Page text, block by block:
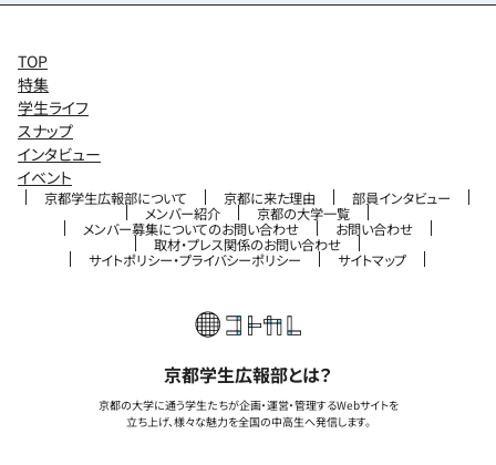
京都学生広報部とは？
京都の大学に通う学生たちが企画・運営・管理するWebサイトを
立ち上げ、様々な魅力を全国の中高生へ発信します。
TOP
特集
学生ライフ
スナップ
インタビュー
イベント
京都学生広報部について 京都に来た理由 部員インタビュー
メンバー紹介 京都の大学一覧
メンバー募集についてのお問い合わせ お問い合わせ
取材・プレス関係のお問い合わせ
サイトポリシー・プライバシーポリシー サイトマップ